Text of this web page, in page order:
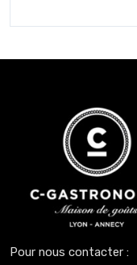
Pour nous contacter :